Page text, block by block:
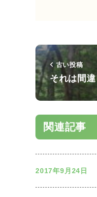
古い投稿
それは間
関連記事
2017年9月24日